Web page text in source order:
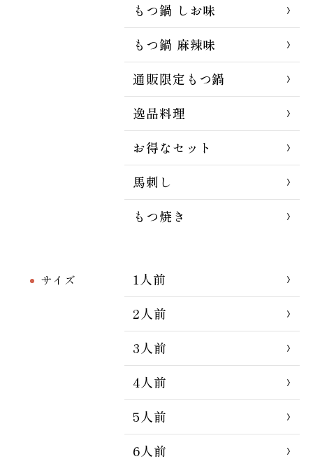
もつ鍋 しお味
もつ鍋 麻辣味
通販限定もつ鍋
逸品料理
お得なセット
馬刺し
もつ焼き
サイズ
1人前
2人前
3人前
4人前
5人前
6人前